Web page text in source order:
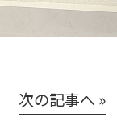
次の記事へ »